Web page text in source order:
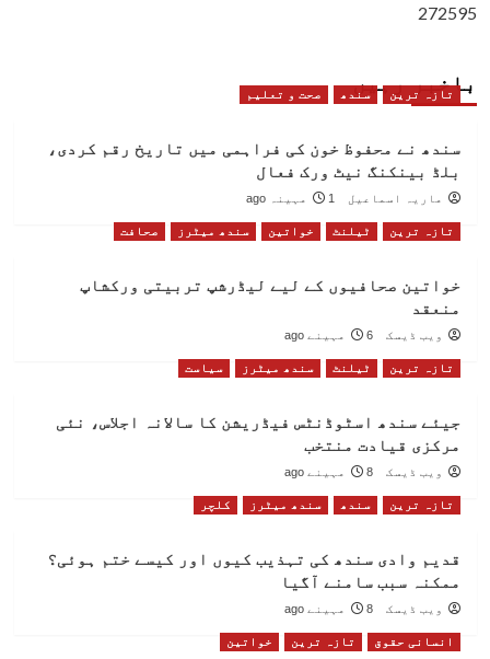
272595
باخبر رہیں
تازہ ترین سندھ صحت و تعلیم
سندھ نے محفوظ خون کی فراہمی میں تاریخ رقم کردی،
بلڈ بینکنگ نیٹ ورک فعال
ماریہ اسماعیل 1 مہینہ ago
تازہ ترین ٹیلنٹ خواتین سندھ میٹرز صحافت
خواتین صحافیوں کے لیے لیڈرشپ تربیتی ورکشاپ
منعقد
ویب ڈیسک 6 مہینے ago
تازہ ترین ٹیلنٹ سندھ میٹرز سیاست
جیئے سندھ اسٹوڈنٹس فیڈریشن کا سالانہ اجلاس، نئی
مرکزی قیادت منتخب
ویب ڈیسک 8 مہینے ago
تازہ ترین سندھ سندھ میٹرز کلچر
قدیم وادی سندھ کی تہذیب کیوں اور کیسے ختم ہوئی؟
ممکنہ سبب سامنے آگیا
ویب ڈیسک 8 مہینے ago
انسانی حقوق تازہ ترین خواتین